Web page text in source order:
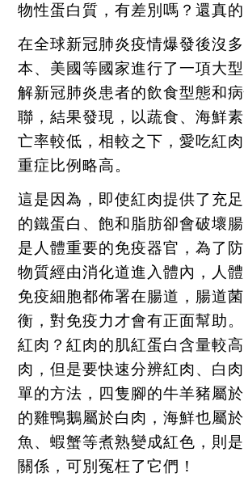
物性蛋白質，有差別嗎？還真的
在全球新冠肺炎疫情爆發後沒
本、美國等國家進行了一項大
解新冠肺炎患者的飲食型態和
聯，結果發現，以蔬食、海鮮
亡率較低，相較之下，愛吃紅
重症比例略高。
這是因為，即使紅肉提供了充
的鐵蛋白、飽和脂肪卻會破壞
是人體重要的免疫器官，為了
物質經由消化道進入體內，人
免疫細胞都佈署在腸道，腸道
衡，對免疫力才會有正面幫助
紅肉？紅肉的肌紅蛋白含量較
肉，但是要快速分辨紅肉、白
單的方法，四隻腳的牛羊豬屬
的雞鴨鵝屬於白肉，海鮮也屬
魚、蝦蟹等煮熟變成紅色，則
關係，可別冤枉了它們！